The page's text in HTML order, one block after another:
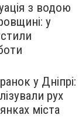
з водою
у
у Дніпрі:
рух
міста